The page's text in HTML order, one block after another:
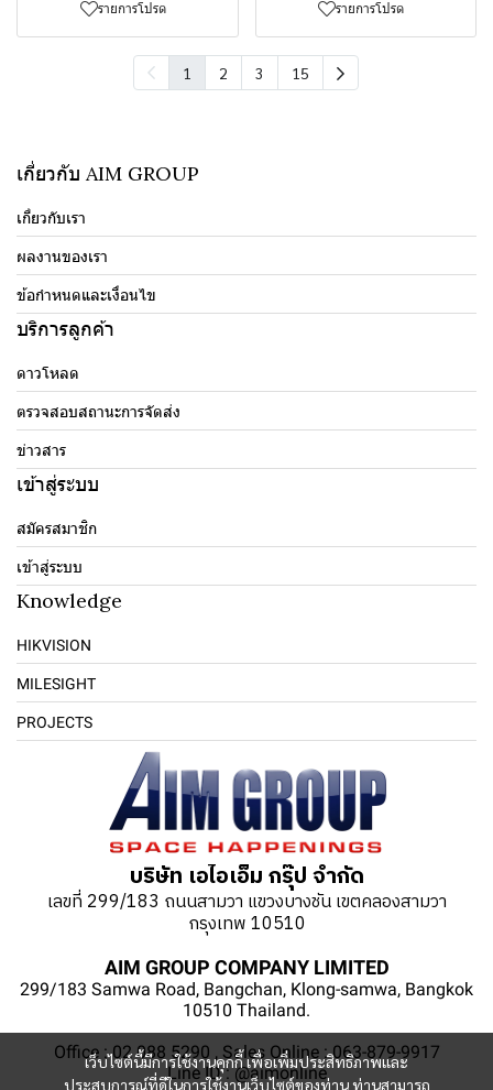
รายการโปรด รายการโปรด
1 2 3 15
เว็บไซต์นี้มีการใช้งานคุกกี้ เพื่อเพิ่มประสิทธิภาพและ
ประสบการณ์ที่ดีในการใช้งานเว็บไซต์ของท่าน ท่านสามารถ
เกี่ยวกับ AIM GROUP
เกี่ยวกับเรา
ผลงานของเรา
ข้อกำหนดและเงื่อนไข
บริการลูกค้า
ดาวโหลด
ตรวจสอบสถานะการจัดส่ง
ข่าวสาร
เข้าสู่ระบบ
สมัครสมาชิก
เข้าสู่ระบบ
Knowledge
HIKVISION
MILESIGHT
PROJECTS
บริษัท เอไอเอ็ม กรุ๊ป จำกัด
เลขที่ 299/183 ถนนสามวา แขวงบางชัน เขตคลองสามวา
กรุงเทพ 10510
AIM GROUP COMPANY LIMITED
299/183 Samwa Road, Bangchan, Klong-samwa, Bangkok
10510 Thailand.
Office : 02 088 5290 , Sales Online : 063-879-9917
Line ID : @aimonline